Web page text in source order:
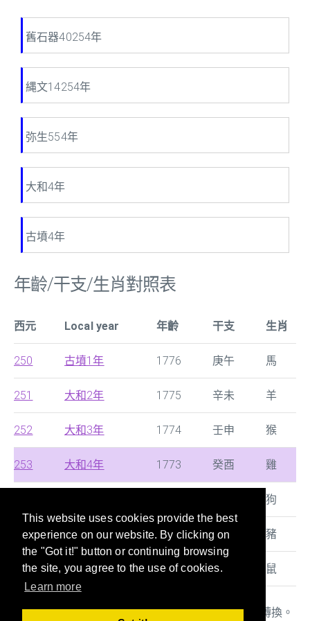
This website uses cookies provide the best
experience on our website. By clicking on
the "Got it!" button or continuing browsing
the site, you agree to the use of cookies.
Learn more
舊石器40254年
縄文14254年
弥生554年
大和4年
古墳4年
年齡/干支/生肖對照表
西元 Local year 年齡 干支 生肖
250 古墳1年 1776 庚午 馬
251 大和2年 1775 辛未 羊
252 大和3年 1774 壬申 猴
253 大和4年 1773 癸酉 雞
狗
255 大和6年 1771 乙亥 豬
256 大和7年 1770 丙子 鼠
本站提供西曆，中國朝代及日本年號的快速搜尋及轉換。